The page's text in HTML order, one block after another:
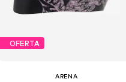
OFERTA
ARENA